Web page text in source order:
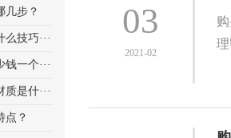
几步？
技巧···
一个···
是什···
点？
03
2021-02